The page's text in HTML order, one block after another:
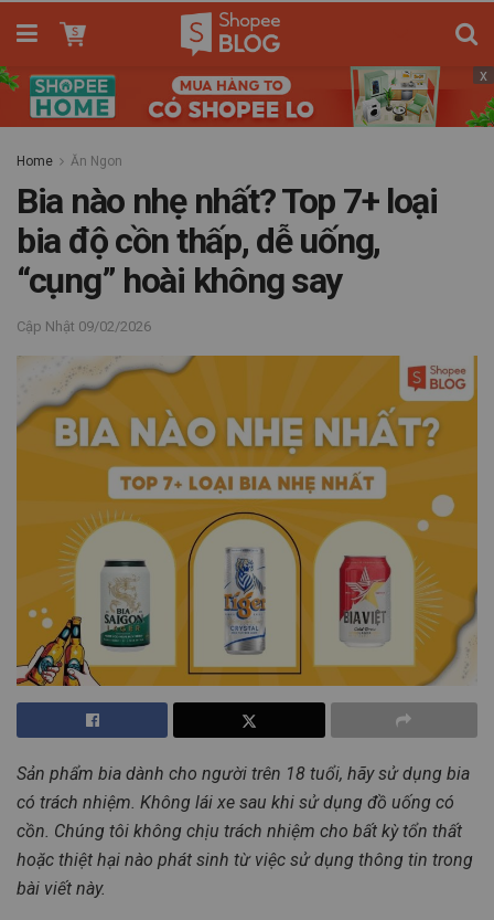
x
Home Ăn Ngon
Bia nào nhẹ nhất? Top 7+ loại
bia độ cồn thấp, dễ uống,
“cụng” hoài không say
09/02/2026
Sản phẩm bia dành cho người trên 18 tuổi, hãy sử dụng bia
có trách nhiệm. Không lái xe sau khi sử dụng đồ uống có
cồn. Chúng tôi không chịu trách nhiệm cho bất kỳ tổn thất
hoặc thiệt hại nào phát sinh từ việc sử dụng thông tin trong
bài viết này.